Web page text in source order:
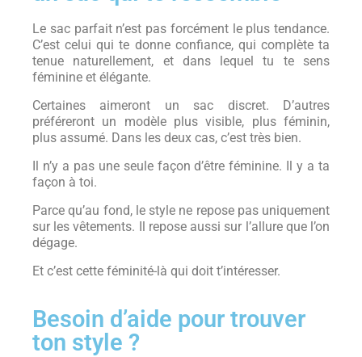
Le sac parfait n’est pas forcément le plus tendance.
C’est celui qui te donne confiance, qui complète ta
tenue naturellement, et dans lequel tu te sens
féminine et élégante.
Certaines aimeront un sac discret. D’autres
préféreront un modèle plus visible, plus féminin,
plus assumé. Dans les deux cas, c’est très bien.
Il n’y a pas une seule façon d’être féminine. Il y a ta
façon à toi.
Parce qu’au fond, le style ne repose pas uniquement
sur les vêtements. Il repose aussi sur l’allure que l’on
dégage.
Et c’est cette féminité-là qui doit t’intéresser.
Besoin d’aide pour trouver
ton style ?